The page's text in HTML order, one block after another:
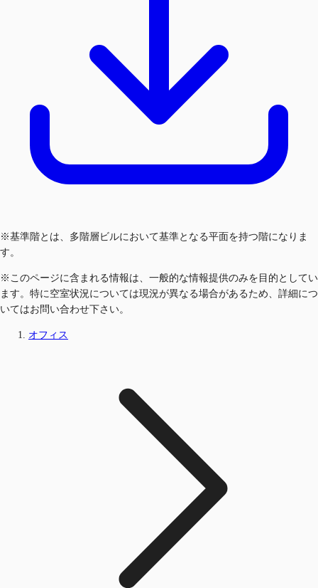
※基準階とは、多階層ビルにおいて基準となる平面を持つ階になりま
す。
※このページに含まれる情報は、一般的な情報提供のみを目的としてい
ます。特に空室状況については現況が異なる場合があるため、詳細につ
いてはお問い合わせ下さい。
オフィス